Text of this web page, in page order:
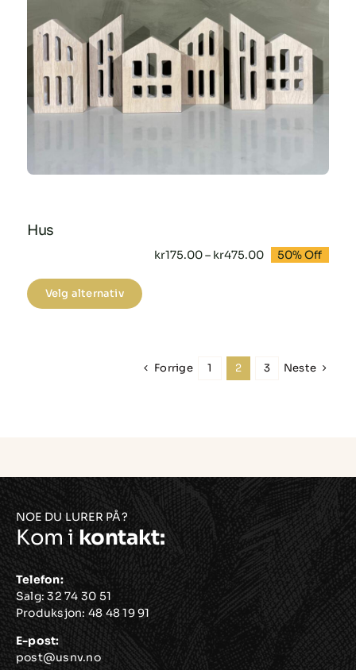
produktsiden
Hus
kr175.00– kr475.00Prisområde:
kr175.00
50% Off
Velg alternativ
Dette
varianter.
produktsiden
Forrige 1 2 3 Neste
NOE DU LURER PÅ?
Kom i kontakt:
Telefon:
Salg:32 74 30 51
Produksjon: 48 48 19 91
E-post:
post@usnv.no